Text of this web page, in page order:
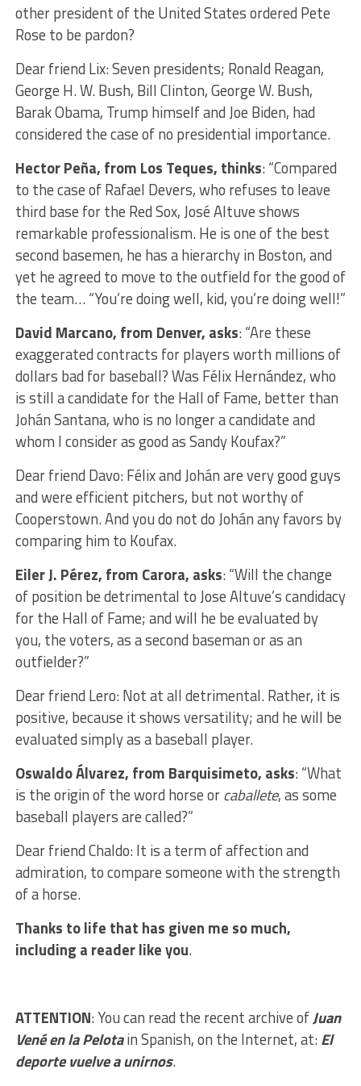
other president of the United States ordered Pete
Rose to be pardon?
Dear friend Lix: Seven presidents; Ronald Reagan,
George H. W. Bush, Bill Clinton, George W. Bush,
Barak Obama, Trump himself and Joe Biden, had
considered the case of no presidential importance.
Hector Peña, from Los Teques, thinks: “Compared
to the case of Rafael Devers, who refuses to leave
third base for the Red Sox, José Altuve shows
remarkable professionalism. He is one of the best
second basemen, he has a hierarchy in Boston, and
yet he agreed to move to the outfield for the good of
the team… “You’re doing well, kid, you’re doing well!”
David Marcano, from Denver, asks: “Are these
exaggerated contracts for players worth millions of
dollars bad for baseball? Was Félix Hernández, who
is still a candidate for the Hall of Fame, better than
Johán Santana, who is no longer a candidate and
whom I consider as good as Sandy Koufax?”
Dear friend Davo: Félix and Johán are very good guys
and were efficient pitchers, but not worthy of
Cooperstown. And you do not do Johán any favors by
comparing him to Koufax.
Eiler J. Pérez, from Carora, asks: “Will the change
of position be detrimental to Jose Altuve’s candidacy
for the Hall of Fame; and will he be evaluated by
you, the voters, as a second baseman or as an
outfielder?”
Dear friend Lero: Not at all detrimental. Rather, it is
positive, because it shows versatility; and he will be
evaluated simply as a baseball player.
Oswaldo Álvarez, from Barquisimeto, asks: “What
is the origin of the word horse orcaballete, as some
baseball players are called?”
Dear friend Chaldo: It is a term of affection and
admiration, to compare someone with the strength
of a horse.
Thanks to life that has given me so much,
including a reader like you.
ATTENTION: You can read the recent archive ofJuan
Vené en la Pelotain Spanish, on the Internet, at:El
deporte vuelve a unirnos.